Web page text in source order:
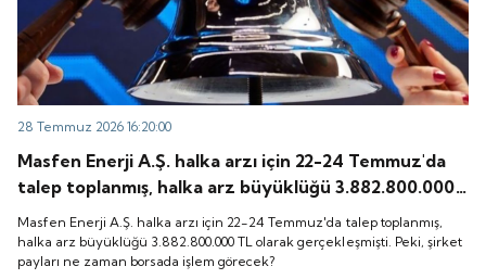
28 Temmuz 2026 16:20:00
Masfen Enerji A.Ş. halka arzı için 22-24 Temmuz'da
talep toplanmış, halka arz büyüklüğü 3.882.800.000
TL olarak gerçekleşmişti. Peki, şirket payları ne
zaman borsada işlem görecek?
Masfen Enerji A.Ş. halka arzı için 22-24 Temmuz'da talep toplanmış,
halka arz büyüklüğü 3.882.800.000 TL olarak gerçekleşmişti. Peki, şirket
payları ne zaman borsada işlem görecek?